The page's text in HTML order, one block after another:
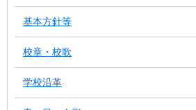
基本方針等
校章・校歌
学校沿革